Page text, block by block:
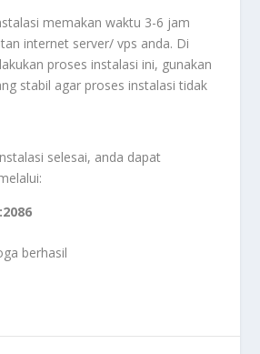
memakan waktu 3-6 jam
internet server/ vps anda. Di
proses instalasi ini, gunakan
stabil agar proses instalasi tidak
selesai, anda dapat
berhasil